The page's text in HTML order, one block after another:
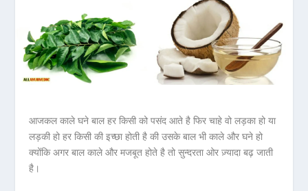
आजकल काले घने बाल हर किसी को पसंद आते है फिर चाहे वो लड़का हो या
लड़की हो हर किसी की इच्छा होती है की उसके बाल भी काले और घने हो
क्योंकि अगर बाल काले और मजबूत होते है तो सुन्दरता ओर ज़्यादा बढ़ जाती
है।